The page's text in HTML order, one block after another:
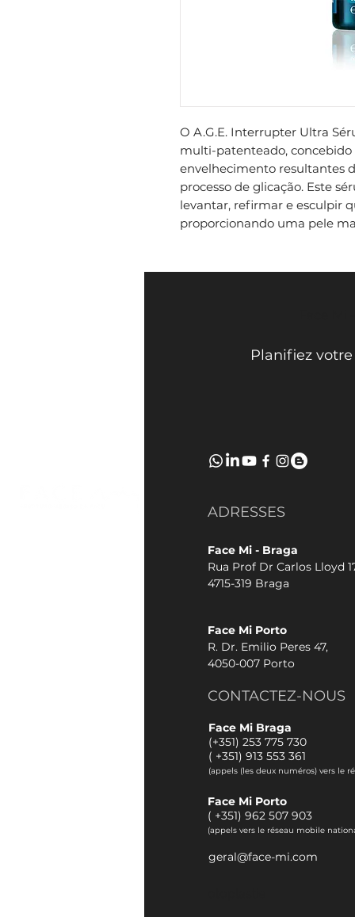
O A.G.E. Interrupter Ultra
multi-patenteado, concebido
envelhecimento resultantes
processo de glicação. Este
levantar, refirmar e esculpir
proporcionando uma pele
Planifiez
ADRESSES
Face Mi - Braga
Rua Prof Dr Carlos Lloyd
4715-319 Braga
Face Mi Porto
R. Dr. Emilio Peres 47,
4050-007 Porto
CONTACTEZ-NOUS
Face Mi Braga
(+351) 253 775 730
( +351) 913 553 361
(appels (les deux numéros) vers le
Face Mi Porto
( +351) 962 507 903
(appels vers le réseau mobile
geral@face-mi.com